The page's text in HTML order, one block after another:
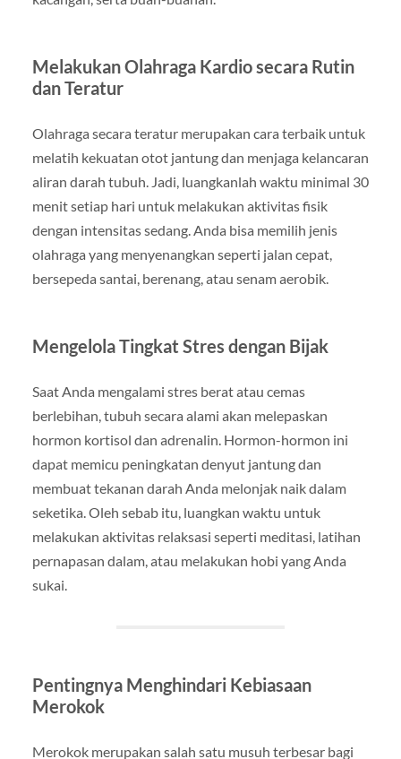
Melakukan Olahraga Kardio secara Rutin
dan Teratur
Olahraga secara teratur merupakan cara terbaik untuk
melatih kekuatan otot jantung dan menjaga kelancaran
aliran darah tubuh. Jadi, luangkanlah waktu minimal 30
menit setiap hari untuk melakukan aktivitas fisik
dengan intensitas sedang. Anda bisa memilih jenis
olahraga yang menyenangkan seperti jalan cepat,
bersepeda santai, berenang, atau senam aerobik.
Mengelola Tingkat Stres dengan Bijak
Saat Anda mengalami stres berat atau cemas
berlebihan, tubuh secara alami akan melepaskan
hormon kortisol dan adrenalin. Hormon-hormon ini
dapat memicu peningkatan denyut jantung dan
membuat tekanan darah Anda melonjak naik dalam
seketika. Oleh sebab itu, luangkan waktu untuk
melakukan aktivitas relaksasi seperti meditasi, latihan
pernapasan dalam, atau melakukan hobi yang Anda
sukai.
Pentingnya Menghindari Kebiasaan
Merokok
Merokok merupakan salah satu musuh terbesar bagi